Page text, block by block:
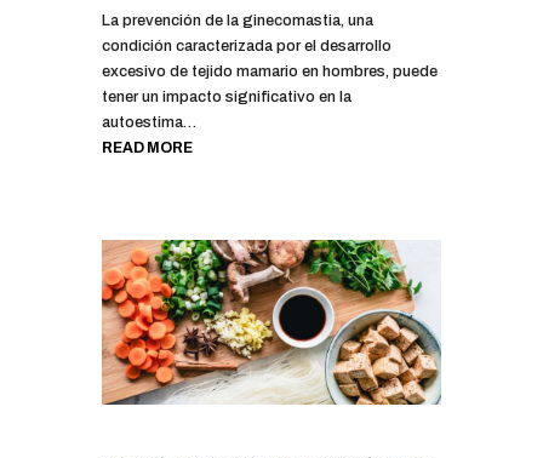
La prevención de la ginecomastia, una
condición caracterizada por el desarrollo
excesivo de tejido mamario en hombres, puede
tener un impacto significativo en la
autoestima…
READ MORE